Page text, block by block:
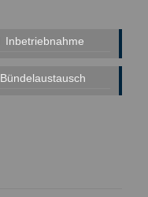
Inbetriebnahme
Bündelaustausch